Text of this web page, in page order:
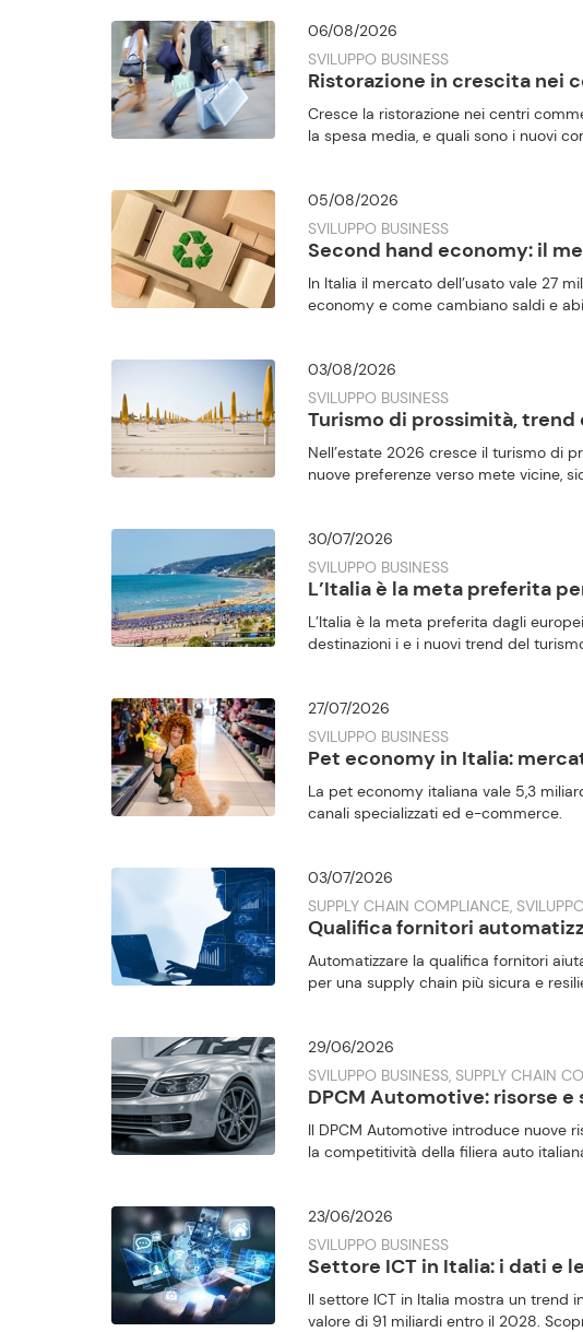
06/08/2026
SVILUPPO BUSINESS
Ristorazione in crescita nei
Cresce la ristorazione nei centri
la spesa media, e quali sono i nuovi
05/08/2026
SVILUPPO BUSINESS
Second hand economy: il
In Italia il mercato dell’usato vale 27
economy e come cambiano saldi e
03/08/2026
SVILUPPO BUSINESS
Turismo di prossimità, trend
Nell’estate 2026 cresce il turismo di
nuove preferenze verso mete vicine,
30/07/2026
SVILUPPO BUSINESS
L’Italia è la meta preferita
L’Italia è la meta preferita dagli
destinazioni i e i nuovi trend del
27/07/2026
SVILUPPO BUSINESS
Pet economy in Italia:
La pet economy italiana vale 5,3
canali specializzati ed e-commerce.
03/07/2026
SUPPLY CHAIN COMPLIANCE,
Qualifica fornitori
Automatizzare la qualifica fornitori
per una supply chain più sicura e
29/06/2026
SVILUPPO BUSINESS, SUPPLY CHAIN
DPCM Automotive: risorse
Il DPCM Automotive introduce nuove
la competitività della filiera auto
23/06/2026
SVILUPPO BUSINESS
Settore ICT in Italia: i dati e
Il settore ICT in Italia mostra un trend
valore di 91 miliardi entro il 2028.